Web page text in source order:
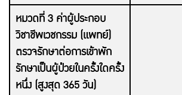
หมวดที่ 3 ค่าผู้ประกอบ
วิชาชีพเวชกรรม (แพทย์)
ตรวจรักษาต่อการเข้าพัก
รักษาเป็นผู้ป่วยในครั้งใดครั้ง
หนึ่ง (สูงสุด 365 วัน)